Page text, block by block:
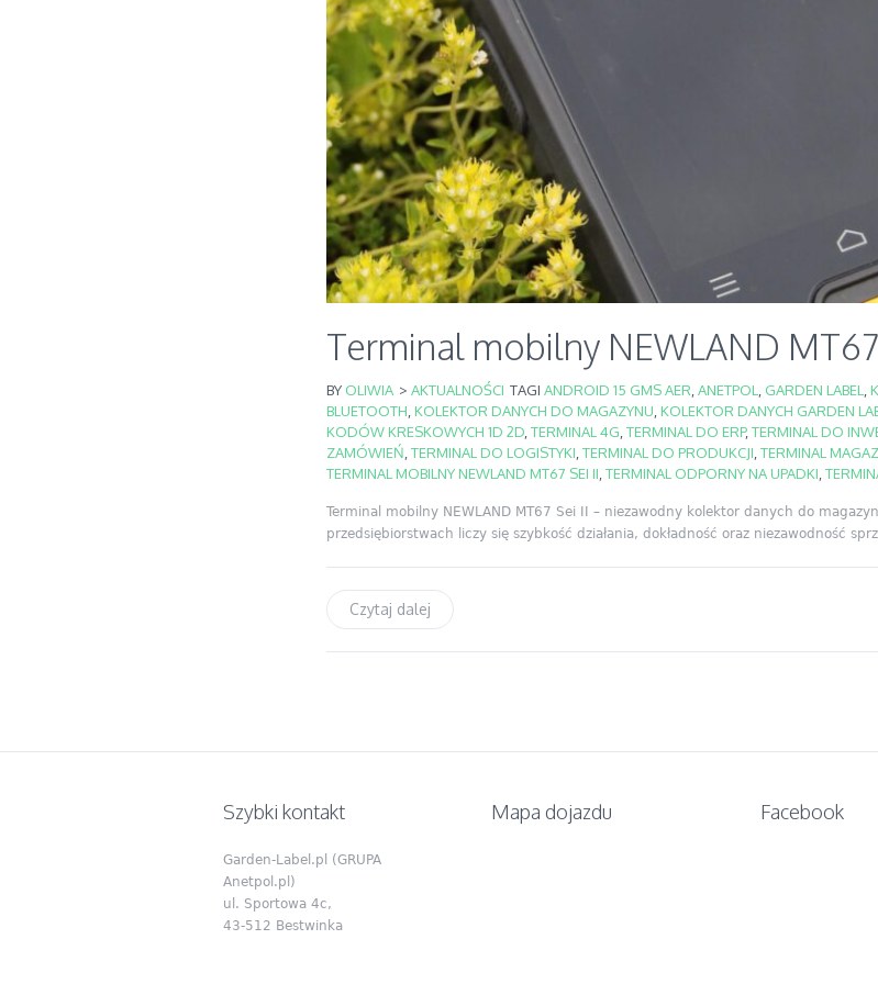
Terminal mobilny NEWLAND
BY OLIWIA > AKTUALNOŚCI TAGI ANDROID 15 GMS AER ANETPOL GARDEN LABEL
BLUETOOTH KOLEKTOR DANYCH DO MAGAZYNU KOLEKTOR DANYCH GARDEN
KODÓW KRESKOWYCH 1D 2D TERMINAL 4G TERMINAL DO ERP, TERMINAL DO
ZAMÓWIEŃ TERMINAL DO LOGISTYKI TERMINAL DO PRODUKCJI TERMINAL
TERMINAL MOBILNY NEWLAND MT67 SEI II TERMINAL ODPORNY NA UPADKI
Terminal mobilny NEWLAND MT67 Sei II – niezawodny kolektor danych do
przedsiębiorstwach liczy się szybkość działania, dokładność oraz niezawodność
Czytaj dalej
Szybki kontakt
Garden-Label.pl (GRUPA
Anetpol.pl)
ul. Sportowa 4c,
43-512 Bestwinka
Mapa dojazdu Facebook